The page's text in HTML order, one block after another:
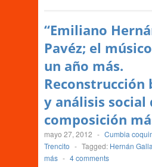
“Emiliano
Pavéz; el
un año más.
Reconstrucción
y análisis social
composición
mayo 27, 2012 - Cumbia
Trencito - Tagged: Hernán
más - 4 comments